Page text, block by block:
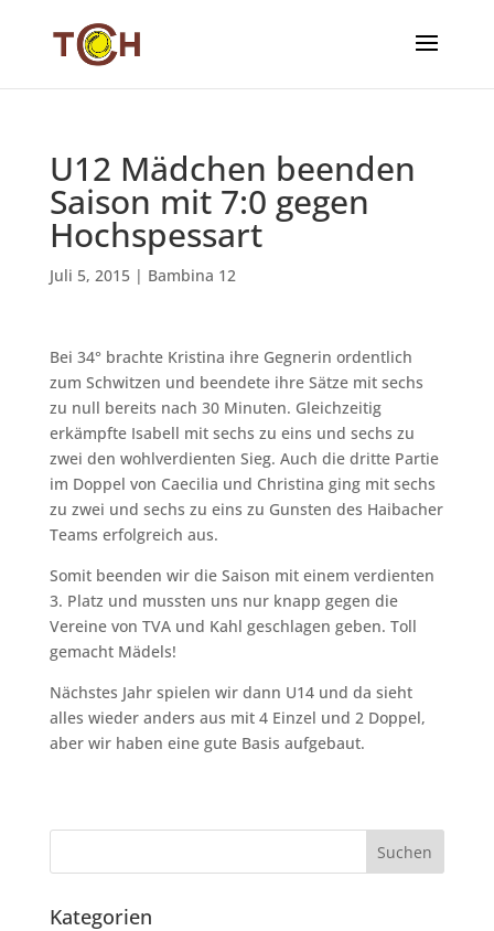
U12 Mädchen beenden
Saison mit 7:0 gegen
Hochspessart
Juli 5, 2015| Bambina 12
Bei 34° brachte Kristina ihre Gegnerin ordentlich
zum Schwitzen und beendete ihre Sätze mit sechs
zu null bereits nach 30 Minuten. Gleichzeitig
erkämpfte Isabell mit sechs zu eins und sechs zu
zwei den wohlverdienten Sieg. Auch die dritte Partie
im Doppel von Caecilia und Christina ging mit sechs
zu zwei und sechs zu eins zu Gunsten des Haibacher
Teams erfolgreich aus.
Somit beenden wir die Saison mit einem verdienten
3. Platz und mussten uns nur knapp gegen die
Vereine von TVA und Kahl geschlagen geben. Toll
gemacht Mädels!
Nächstes Jahr spielen wir dann U14 und da sieht
alles wieder anders aus mit 4 Einzel und 2 Doppel,
aber wir haben eine gute Basis aufgebaut.
Kategorien